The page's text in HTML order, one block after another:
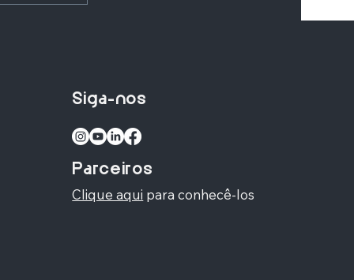
a abadia
Siga-nos
Parceiros
Clique aqui para conhecê-los